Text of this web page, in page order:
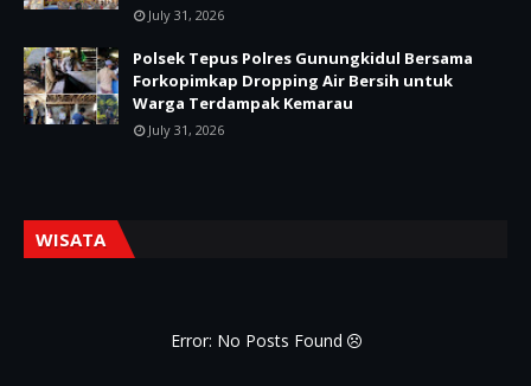
July 31, 2026
Polsek Tepus Polres Gunungkidul Bersama
Forkopimkap Dropping Air Bersih untuk
Warga Terdampak Kemarau
July 31, 2026
WISATA
Error: No Posts Found